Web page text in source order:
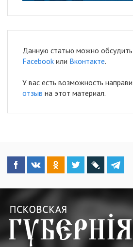
Данную статью можно
Facebook или Вконтакте.
У вас есть возможность
отзыв на этот материал.